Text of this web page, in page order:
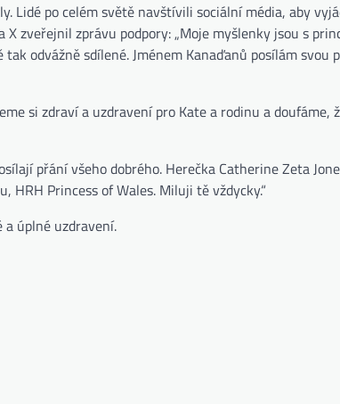
Lidé po celém světě navštívili sociální média, aby
zveřejnil zprávu podpory: „Moje myšlenky jsou s
odvážně sdílené. Jménem Kanaďanů posílám svou
si zdraví a uzdravení pro Kate a rodinu a doufáme,
přání všeho dobrého. Herečka Catherine Zeta
HRH Princess of Wales. Miluji tě vždycky.“
úplné uzdravení.